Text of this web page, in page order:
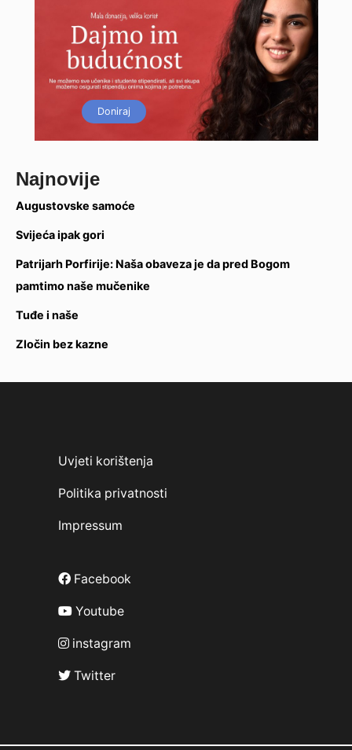
Doniraj
Najnovije
Augustovske samoće
Svijeća ipak gori
Patrijarh Porfirije: Naša obaveza je da pred Bogom
pamtimo naše mučenike
Tuđe i naše
Zločin bez kazne
Uvjeti korištenja
Politika privatnosti
Impressum
Facebook
Youtube
instagram
Twitter